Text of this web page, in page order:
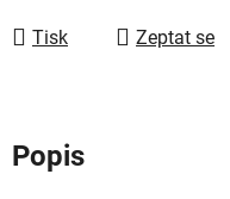
Tisk Zeptat se
Popis